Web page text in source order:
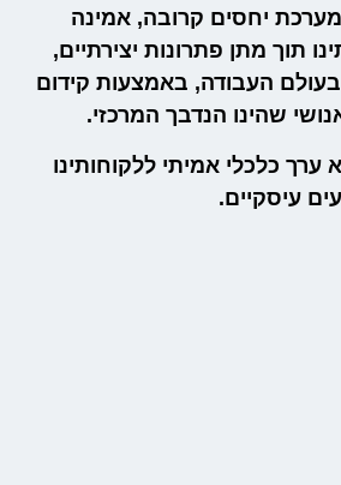
קרובה, אמינה
יצירתיים,
באמצעות קידום
הנדבך המרכזי.
ללקוחותינו